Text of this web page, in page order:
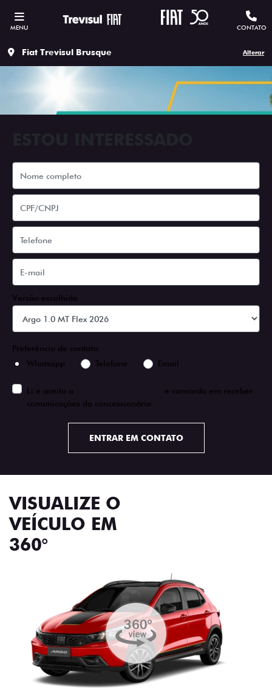
MENU CONTATO
Fiat Trevisul Brusque Alterar
Versão escolhida
Preferência de contato:
Whatsapp
Telefone Email
Li e aceito a
e concordo em receber
comunicações da concessionária.
ENTRAR EM CONTATO
VISUALIZE O
VEÍCULO EM
360°